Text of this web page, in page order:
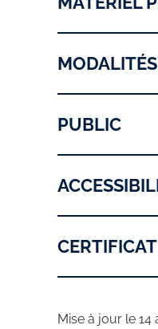
PUBLIC
CERTIFICAT
Mise à jour le 14